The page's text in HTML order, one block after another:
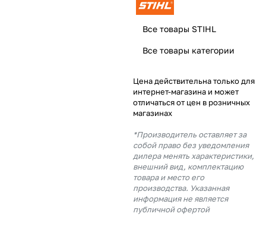
Все товары STIHL
Все товары категории
Цена действительна только для
интернет-магазина и может
отличаться от цен в розничных
магазинах
*Производитель оставляет за
собой право без уведомления
дилера менять характеристики,
внешний вид, комплектацию
товара и место его
производства. Указанная
информация не является
публичной офертой
% картой любого банка
% будут
с вашей карты